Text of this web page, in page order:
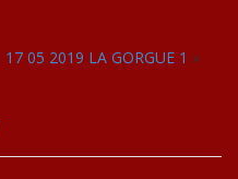
17 05 2019 LA GORGUE 1 »